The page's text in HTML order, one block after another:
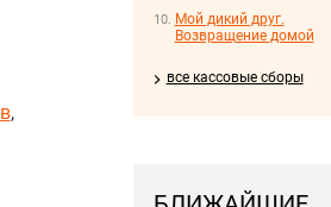
Мой дикий друг.
Возвращение домой
все кассовые сборы
,